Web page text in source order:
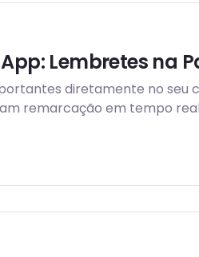
Lembretes na
diretamente no seu
remarcação em tempo